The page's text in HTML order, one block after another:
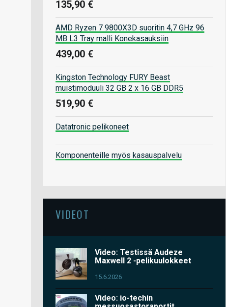
135,90 €
AMD Ryzen 7 9800X3D suoritin 4,7 GHz 96
MB L3 Tray malli Konekasauksiin
439,00 €
Kingston Technology FURY Beast
muistimoduuli 32 GB 2 x 16 GB DDR5
519,90 €
Datatronic pelikoneet
Komponenteille myös kasauspalvelu
VIDEOT
Video: Testissä Audeze
Maxwell 2 -pelikuulokkeet
15.6.2026
Video: io-techin